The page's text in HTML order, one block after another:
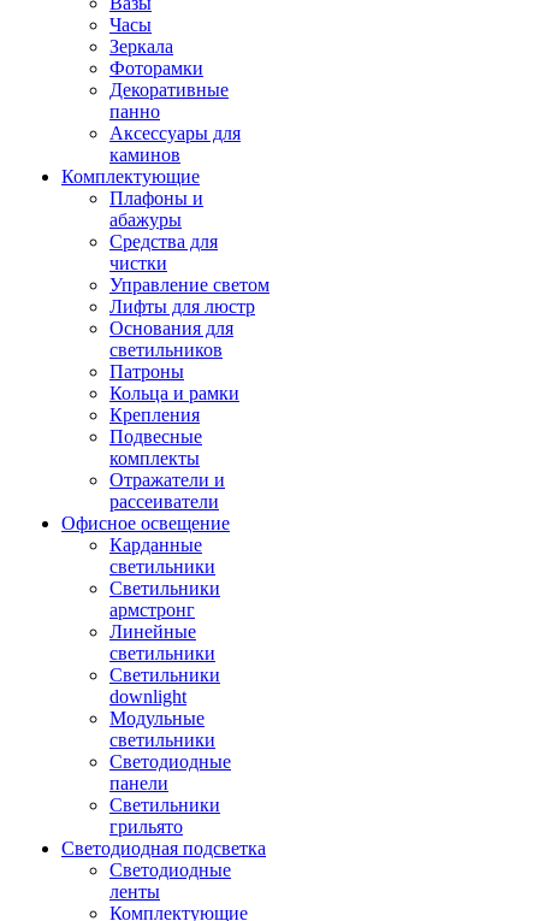
Часы
Зеркала
Фоторамки
Декоративные
панно
Аксессуары для
каминов
Комплектующие
Плафоны и
абажуры
Средства для
чистки
Управление светом
Лифты для люстр
Основания для
светильников
Патроны
Кольца и рамки
Крепления
Подвесные
комплекты
Отражатели и
рассеиватели
Офисное освещение
Карданные
светильники
Светильники
армстронг
Линейные
светильники
Светильники
downlight
Модульные
светильники
Светодиодные
панели
Светильники
грильято
Светодиодная подсветка
Светодиодные
ленты
Комплектующие